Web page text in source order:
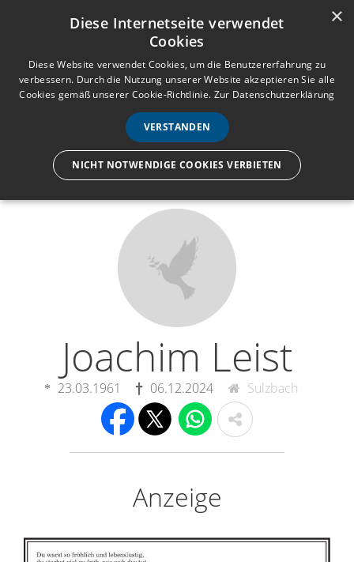
Anmelden Registrieren
e
n
ü
Wir lassen nur die Hand los,
Joachim Leist
23.03.1961 06.12.2024 Sulzbach
Anzeige
×
Diese Internetseite verwendet
Cookies
Diese Website verwendet Cookies, um die Benutzererfahrung zu
verbessern. Durch die Nutzung unserer Website akzeptieren Sie alle
Cookies gemäß unserer Cookie-Richtlinie. Zur Datenschutzerklärung
VERSTANDEN
NICHT NOTWENDIGE COOKIES VERBIETEN